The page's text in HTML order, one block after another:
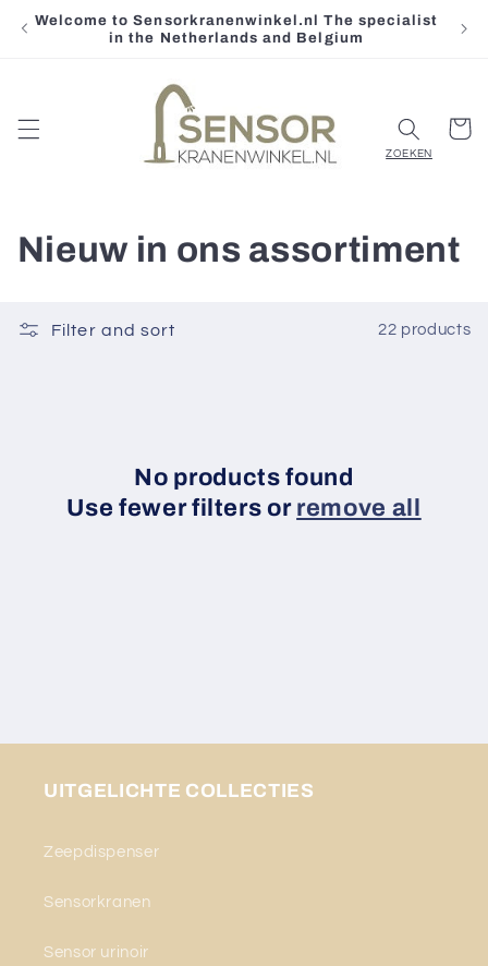
Skip to
Welcome to Sensorkranenwinkel.nl The specialist
in the Netherlands and Belgium
Cart
C
l
Nieuw in ons assortiment
Filter and sort 22 products
No products found
Use fewer filters or remove all
UITGELICHTE COLLECTIES
Zeepdispenser
Sensorkranen
Sensor urinoir